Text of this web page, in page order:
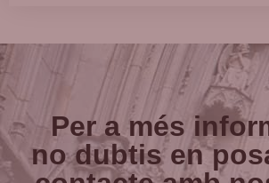
Per a més
no dubtis en